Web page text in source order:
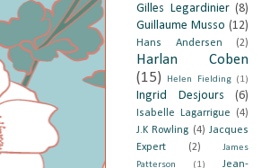
Gilles Legardinier (8)
Guillaume Musso (12)
Hans Andersen (2)
Harlan Coben
(15)
Helen Fielding (1)
Ingrid Desjours (6)
Isabelle Lagarrigue
(4)
J.K Rowling (4) Jacques
Expert
(2)
James
Patterson
(1) Jean-